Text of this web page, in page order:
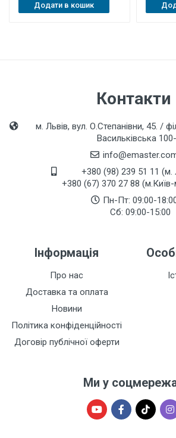
Додати в кошик
Контакти
м. Львів, вул. О.Степанівни, 45. /
Васильківська
+380 (98) 239 51 11 (м.
+380 (67) 370 27 88
Пн-Пт: 09:00-
Сб: 09:00-15:00
Інформація
Про нас
Доставка та оплата
Новини
Політика конфіденційності
Договір публічної оферти
Ми у